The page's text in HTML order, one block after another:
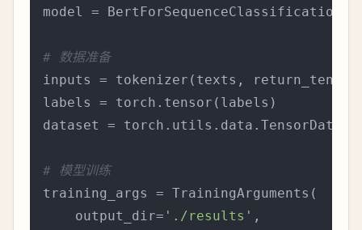
model =
# 数据准备
inputs = tokenizer(texts,
labels = torch.tensor(labels)
dataset =
# 模型训练
training_args = TrainingArguments(
    output_dir=
'./results' ,